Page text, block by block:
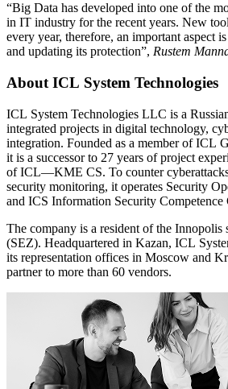
“Big Data has developed into one of the
in IT industry for the recent years. New
every year, therefore, an important aspect
and updating its protection”, Rustem
About ICL System Technologies
ICL System Technologies LLC is a
integrated projects in digital technology,
integration. Founded as a member of ICL
it is a successor to 27 years of project
of ICL—KME CS. To counter
security monitoring, it operates Security
and ICS Information Security Competence
The company is a resident of the Innopolis
(SEZ). Headquartered in Kazan, ICL
its representation offices in Moscow and
partner to more than 60 vendors.